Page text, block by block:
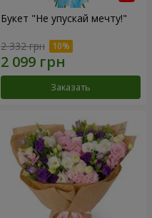
Букет "Не упускай мечту!"
2 332 грн
Заказать